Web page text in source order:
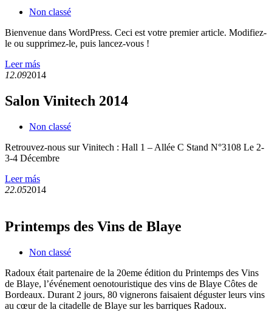
Non classé
Bienvenue dans WordPress. Ceci est votre premier article. Modifiez-
le ou supprimez-le, puis lancez-vous !
Leer más
12.092014
Salon Vinitech 2014
Non classé
Retrouvez-nous sur Vinitech : Hall 1 – Allée C Stand N°3108 Le 2-
3-4 Décembre
Leer más
22.052014
Printemps des Vins de Blaye
Non classé
Radoux était partenaire de la 20eme édition du Printemps des Vins
de Blaye, l’événement oenotouristique des vins de Blaye Côtes de
Bordeaux. Durant 2 jours, 80 vignerons faisaient déguster leurs vins
au cœur de la citadelle de Blaye sur les barriques Radoux.